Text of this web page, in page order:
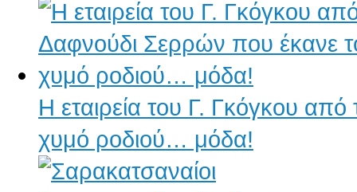
Η εταιρεία του Γ. Γκόγκου
χυμό ροδιού… μόδα!